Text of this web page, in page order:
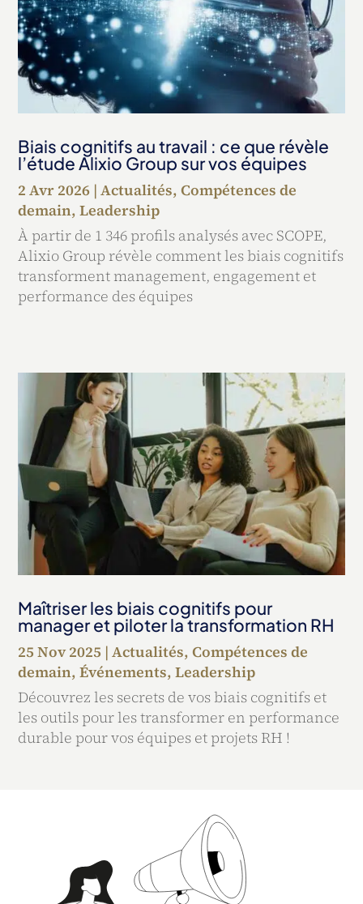
Biais cognitifs au travail : ce que révèle
l’étude Alixio Group sur vos équipes
2 Avr 2026 |Actualités,Compétences de
demain,Leadership
À partir de 1 346 profils analysés avec SCOPE,
Alixio Group révèle comment les biais cognitifs
transforment management, engagement et
performance des équipes
Maîtriser les biais cognitifs pour
manager et piloter la transformation RH
25 Nov 2025 |Actualités,Compétences de
demain,Événements,Leadership
Découvrez les secrets de vos biais cognitifs et
les outils pour les transformer en performance
durable pour vos équipes et projets RH !